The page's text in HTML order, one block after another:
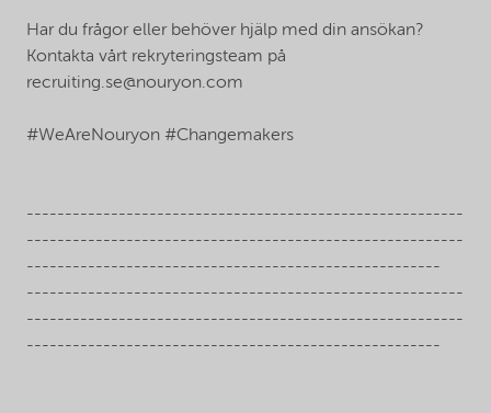
Har du frågor eller behöver hjälp med din ansökan?
Kontakta vårt rekryteringsteam på
recruiting.se@nouryon.com
#WeAreNouryon #Changemakers
---------------------------------------------------------
---------------------------------------------------------
------------------------------------------------------
---------------------------------------------------------
---------------------------------------------------------
------------------------------------------------------